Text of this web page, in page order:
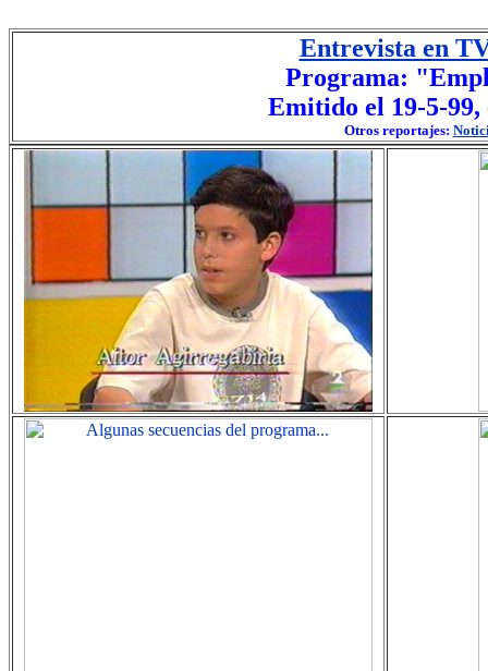
Entrevista en
Programa:
Emitido el 19-5-
Otros reportajes: